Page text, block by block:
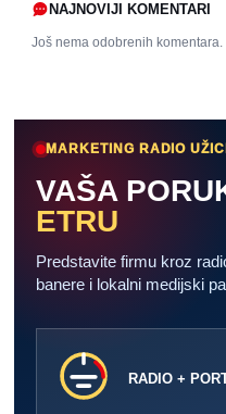
NAJNOVIJI KOMENTARI
Još nema odobrenih komentara.
MARKETING RADIO
VAŠA
ETRU
Predstavite firmu kroz
banere i lokalni medijski
RADIO +